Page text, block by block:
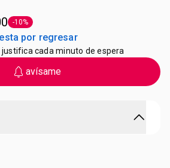
Etiqueta -10%
-10%
por regresar
cada minuto de espera
avísame